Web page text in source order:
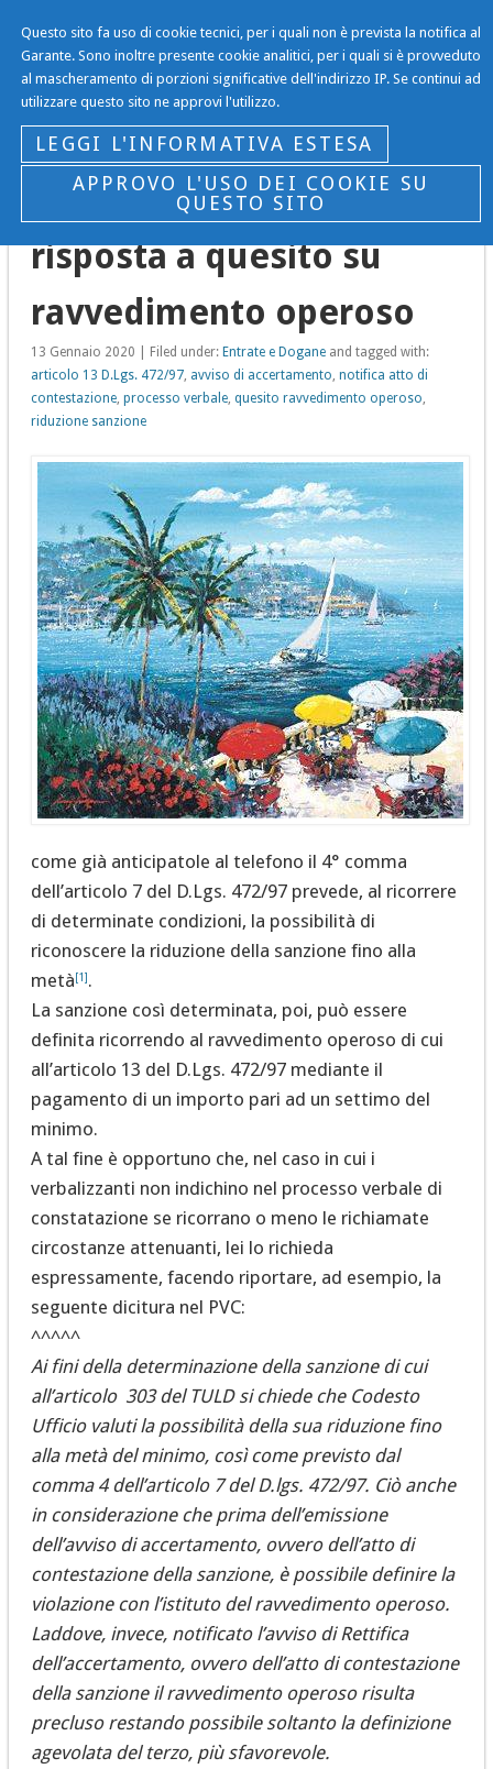
Il Blog…
… di Gianni Gargano
Navigation
risposta a quesito su
ravvedimento operoso
13 Gennaio 2020 | Filed under: Entrate e Doganeand tagged with:
articolo 13 D.Lgs. 472/97, avviso di accertamento, notifica atto di
contestazione, processo verbale, quesito ravvedimento operoso,
riduzione sanzione
come già anticipatole al telefono il 4° comma
dell’articolo 7 del D.Lgs. 472/97 prevede, al ricorrere
di determinate condizioni, la possibilità di
riconoscere la riduzione della sanzione fino alla
metà [1] .
La sanzione così determinata, poi, può essere
definita ricorrendo al ravvedimento operoso di cui
all’articolo 13 del D.Lgs. 472/97 mediante il
pagamento di un importo pari ad un settimo del
minimo.
A tal fine è opportuno che, nel caso in cui i
verbalizzanti non indichino nel processo verbale di
constatazione se ricorrano o meno le richiamate
circostanze attenuanti, lei lo richieda
espressamente, facendo riportare, ad esempio, la
seguente dicitura nel PVC:
^^^^^
Ai fini della determinazione della sanzione di cui
all’articolo 303 del TULD si chiede che Codesto
Ufficio valuti la possibilità della sua riduzione fino
alla metà del minimo, così come previsto dal
comma 4 dell’articolo 7 del D.lgs. 472/97. Ciò anche
in considerazione che prima dell’emissione
dell’avviso di accertamento, ovvero dell’atto di
contestazione della sanzione, è possibile definire la
violazione con l’istituto del ravvedimento operoso.
Laddove, invece, notificato l’avviso di Rettifica
dell’accertamento, ovvero dell’atto di contestazione
della sanzione il ravvedimento operoso risulta
precluso restando possibile soltanto la definizione
agevolata del terzo, più sfavorevole.
Questo sito fa uso di cookie tecnici, per i quali non è prevista la notifica al
Garante. Sono inoltre presente cookie analitici, per i quali si è provveduto
al mascheramento di porzioni significative dell'indirizzo IP. Se continui ad
utilizzare questo sito ne approvi l'utilizzo.
LEGGI L'INFORMATIVA ESTESA
APPROVO L'USO DEI COOKIE SU
QUESTO SITO